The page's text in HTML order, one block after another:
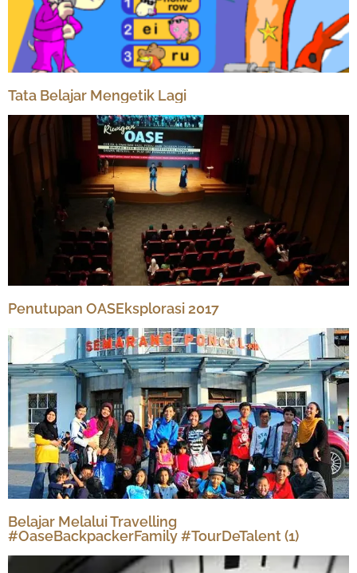
Tata Belajar Mengetik Lagi
Penutupan OASEksplorasi 2017
Belajar Melalui Travelling
#OaseBackpackerFamily #TourDeTalent (1)